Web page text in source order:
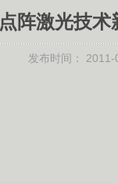
点阵激光技术
发布时间： 2011-